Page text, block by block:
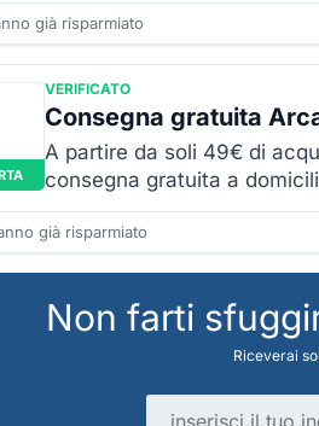
già risparmiato
VERIFICATO
Consegna gratuita
A partire da soli 49€ di
consegna gratuita a
già risparmiato
Non farti
Riceverai
Indirizzo email